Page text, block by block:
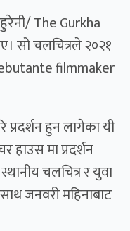
The Gurkha
सो चलचित्रले २०२१
filmmaker
प्रदर्शन हुन लागेका यी
हाउस मा प्रदर्शन
चलचित्र र युवा
जनवरी महिनाबाट